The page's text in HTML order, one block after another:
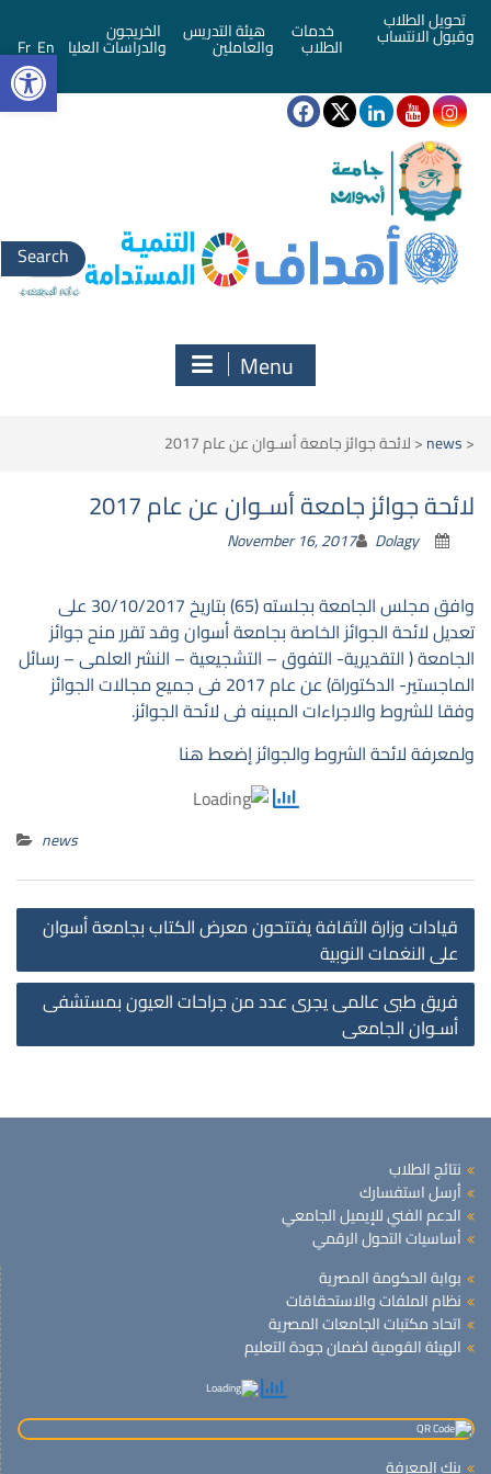
تحويل الطلاب
وقبول الانتساب خدمات
الطلاب
هيئة التدريس
والعاملين
الخريجون
والدراسات العليا En
Fr
Search
for:
Menu
<
news
<لائحة جوائز جامعة أسـوان عن عام 2017
لائحة جوائز جامعة أسـوان عن عام 2017
November 16, 2017 Dolagy
وافق مجلس الجامعة بجلسته (65) بتاريخ 30/10/2017 على
تعديل لائحة الجوائز الخاصة بجامعة أسوان وقد تقرر منح جوائز
الجامعة ( التقديرية- التفوق – التشجيعية – النشر العلمى – رسائل
الماجستير- الدكتوراة) عن عام 2017 فى جميع مجالات الجوائز
وفقا للشروط والاجراءات المبينه فى لائحة الجوائز.
ولمعرفة لائحة الشروط والجوائزإضعط هنا
news
قيادات وزارة الثقافة يفتتحون معرض الكتاب بجامعة أسوان
على النغمات النوبية
فريق طبى عالمى يجرى عدد من جراحات العيون بمستشفى
أسـوان الجامعى
نتائج الطلاب
أرسل استفسارك
الدعم الفني للإيميل الجامعي
أساسيات التحول الرقمي
بوابة الحكومة المصرية
نظام الملفات والاستحقاقات
اتحاد مكتبات الجامعات المصرية
الهيئة القومية لضمان جودة التعليم
بنك المعرفة